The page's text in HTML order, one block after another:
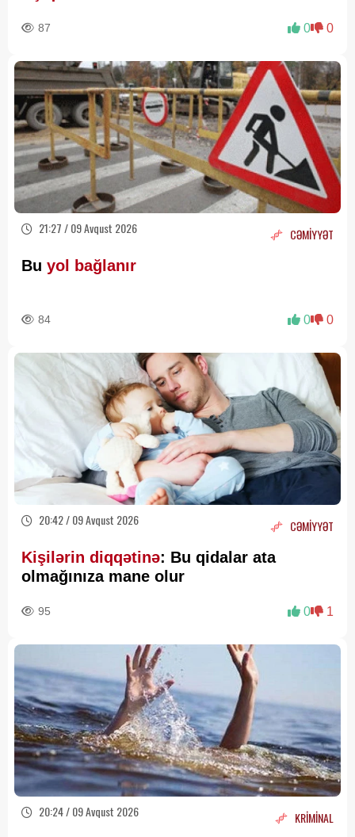
87 0 0
21:27 / 09 Avqust 2026 CƏMİYYƏT
Bu yol bağlanır
84 0 0
20:42 / 09 Avqust 2026 CƏMİYYƏT
Kişilərin diqqətinə: Bu qidalar ata
olmağınıza mane olur
95 0 1
20:24 / 09 Avqust 2026 KRİMİNAL